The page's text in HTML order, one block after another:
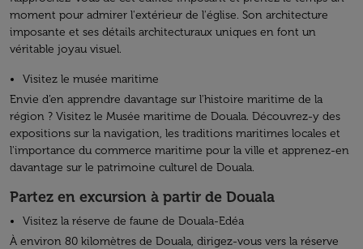
moment pour admirer l'extérieur de l'église. Son architecture
imposante et ses détails architecturaux uniques en font un
véritable joyau visuel.
Visitez le musée maritime
Envie d’en apprendre davantage sur l'histoire maritime de la
région ? Visitez le Musée maritime de Douala. Découvrez-y des
expositions sur la navigation, les traditions maritimes locales et
l'importance du commerce maritime pour la ville et apprenez-en
davantage sur le patrimoine culturel de Douala.
Partez en excursion à partir de Douala
Visitez la réserve de faune de Douala-Edéa
À environ 80 kilomètres de Douala, dirigez-vous vers la réserve